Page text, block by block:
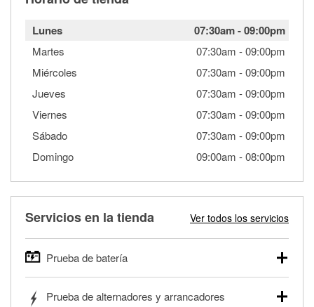
Lunes 07:30am-09:00pm
Martes 07:30am -09:00pm
Miércoles
07:30am -09:00pm
Jueves
07:30am -09:00pm
Viernes
07:30am -09:00pm
Sábado
07:30am -09:00pm
Domingo
09:00am -08:00pm
Servicios en la tienda Ver todos los servicios
Prueba de batería
autos, camionetas, SUVs, vehículos comerciales y
Prueba de alternadores y arrancadores